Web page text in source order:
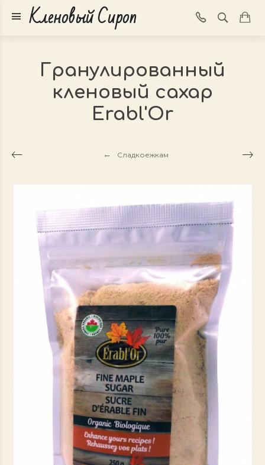
Кленовый Сироп
Гранулированный
кленовый сахар
Erabl'Or
Сладкоежкам